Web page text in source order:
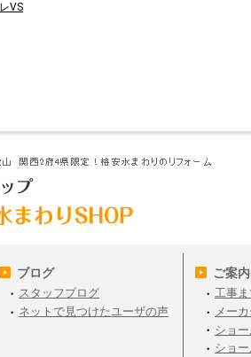
VS
ブログ
スタッフブログ
ネットで見つけたユーザの声
ご案内
工事
メー
ショ
ショ